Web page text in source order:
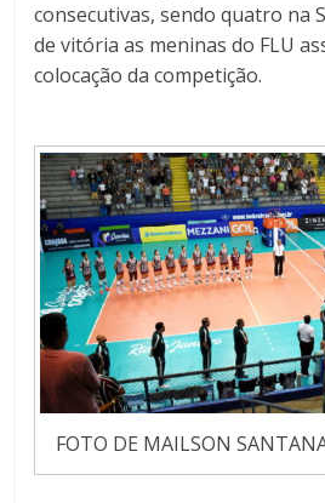
consecutivas, sendo quatro na
de vitória as meninas do FLU
colocação da competição.
FOTO DE MAILSON